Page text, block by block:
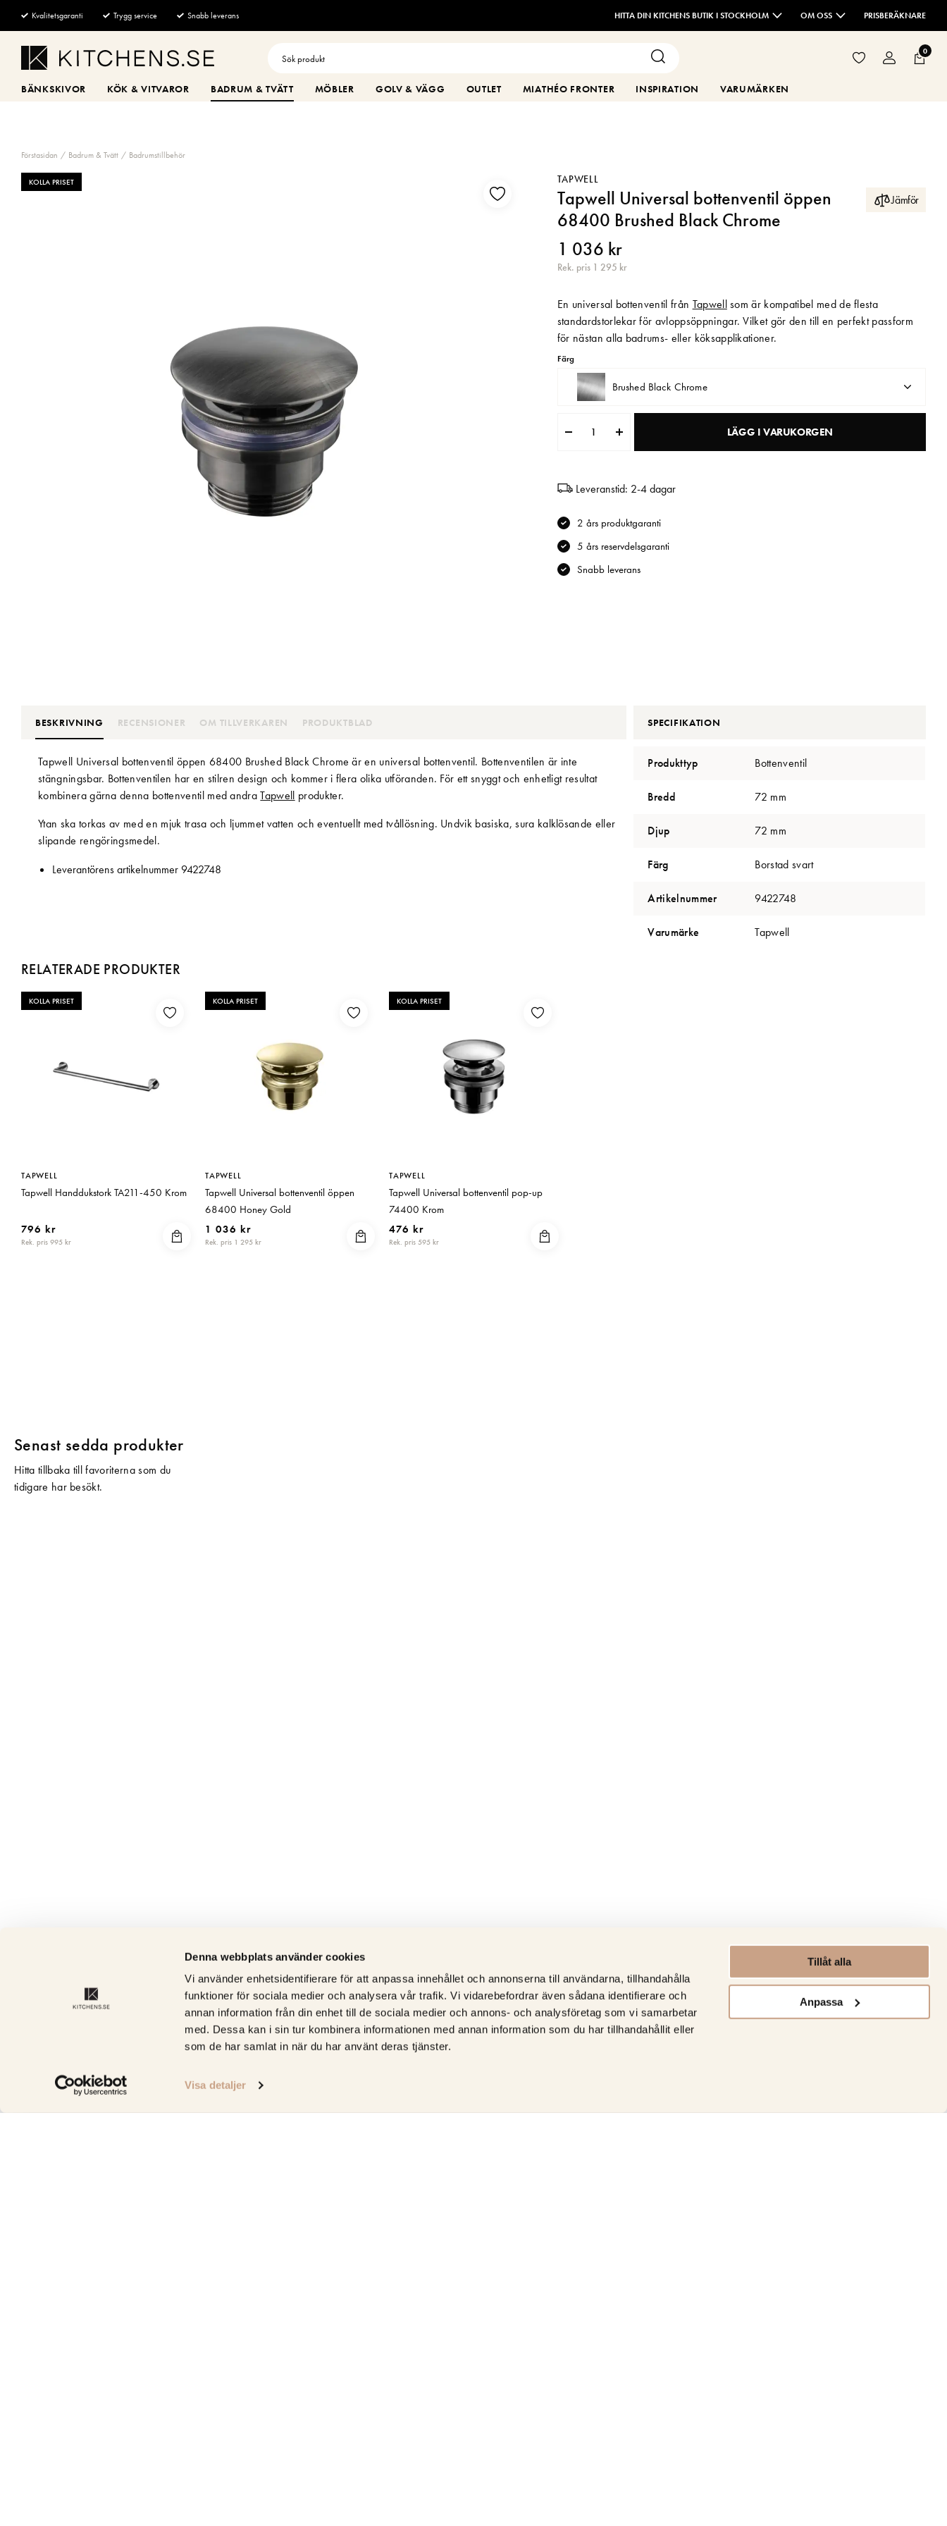
Denna webbplats använder cookies
Vi använder enhetsidentifierare för att anpassa innehållet och annonserna till användarna, tillhandahålla
funktioner för sociala medier och analysera vår trafik. Vi vidarebefordrar även sådana identifierare och
annan information från din enhet till de sociala medier och annons- och analysföretag som vi samarbetar
med. Dessa kan i sin tur kombinera informationen med annan information som du har tillhandahållit eller
som de har samlat in när du har använt deras tjänster.
Visa detaljer
Tillåt alla
Anpassa
HITTA DIN KITCHENS BUTIK I STOCKHOLM OM OSS PRISBERÄKNARE
Kvalitetsgaranti Trygg service Snabb leverans
0
BÄNKSKIVOR KÖK & VITVAROR BADRUM & TVÄTT MÖBLER GOLV & VÄGG OUTLET MIATHÉO FRONTER INSPIRATION VARUMÄRKEN
Förstasidan Badrum & Tvätt Badrumstillbehör
KOLLA PRISET TAPWELL
Tapwell Universal bottenventil öppen
68400 Brushed Black Chrome
Jämför
1 036 kr
Rek. pris 1 295 kr
En universal bottenventil från Tapwellsom är kompatibel med de flesta
standardstorlekar för avloppsöppningar. Vilket gör den till en perfekt passform
för nästan alla badrums- eller köksapplikationer.
Färg
Brushed Black Chrome
LÄGG I VARUKORGEN
Leveranstid: 2-4 dagar
2 års produktgaranti
5 års reservdelsgaranti
Snabb leverans
BESKRIVNING RECENSIONER OM TILLVERKAREN PRODUKTBLAD
Tapwell Universal bottenventil öppen 68400 Brushed Black Chrome är en universal bottenventil. Bottenventilen är inte
stängningsbar. Bottenventilen har en stilren design och kommer i flera olika utföranden. För ett snyggt och enhetligt resultat
kombinera gärna denna bottenventil med andraTapwell produkter.
Ytan ska torkas av med en mjuk trasa och ljummet vatten och eventuellt med tvållösning. Undvik basiska, sura kalklösande eller
slipande rengöringsmedel.
Leverantörens artikelnummer 9422748
SPECIFIKATION
Produkttyp Bottenventil
Bredd 72 mm
Djup 72 mm
Färg Borstad svart
Artikelnummer 9422748
Varumärke Tapwell
RELATERADE PRODUKTER
KOLLA PRISET
TAPWELL
Tapwell Handdukstork TA211-450 Krom
796 kr
Rek. pris 995 kr
KOLLA PRISET
TAPWELL
Tapwell Universal bottenventil öppen
68400 Honey Gold
1 036 kr
Rek. pris 1 295 kr
KOLLA PRISET
TAPWELL
Tapwell Universal bottenventil pop-up
74400 Krom
476 kr
Rek. pris 595 kr
Senast sedda produkter
Hitta tillbaka till favoriterna som du
tidigare har besökt.